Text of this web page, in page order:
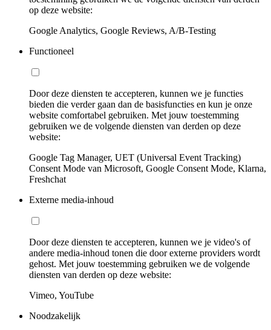
op deze website:
Google Analytics, Google Reviews, A/B-Testing
Functioneel
Door deze diensten te accepteren, kunnen we je functies
bieden die verder gaan dan de basisfuncties en kun je onze
website comfortabel gebruiken. Met jouw toestemming
gebruiken we de volgende diensten van derden op deze
website:
Google Tag Manager, UET (Universal Event Tracking)
Consent Mode van Microsoft, Google Consent Mode, Klarna,
Freshchat
Externe media-inhoud
Door deze diensten te accepteren, kunnen we je video's of
andere media-inhoud tonen die door externe providers wordt
gehost. Met jouw toestemming gebruiken we de volgende
diensten van derden op deze website:
Vimeo, YouTube
Noodzakelijk